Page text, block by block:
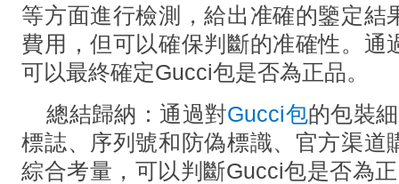
等方面進行檢測，給出准確的鑒定結
費用，但可以確保判斷的准確性。通
可以最終確定Gucci包是否為正品。
總結歸納：通過對Gucci包的包裝
標誌、序列號和防偽標識、官方渠道
綜合考量，可以判斷Gucci包是否為